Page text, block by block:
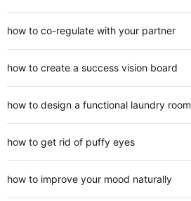
how to co-regulate with your partner
how to create a success vision board
how to design a functional laundry room
how to get rid of puffy eyes
how to improve your mood naturally